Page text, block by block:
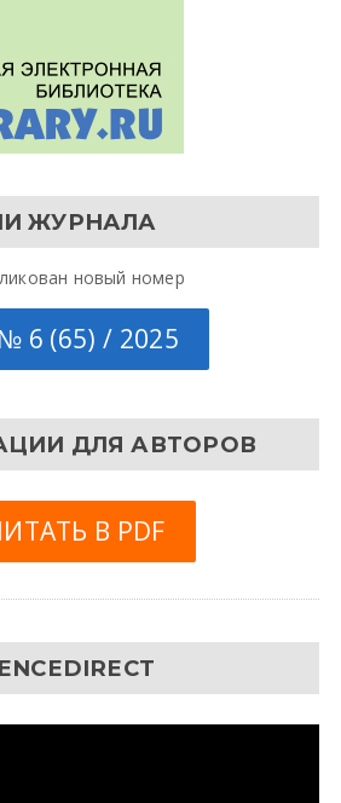
ЖУРНАЛА
новый номер
№ 6 (65) / 2025
ДЛЯ АВТОРОВ
В PDF